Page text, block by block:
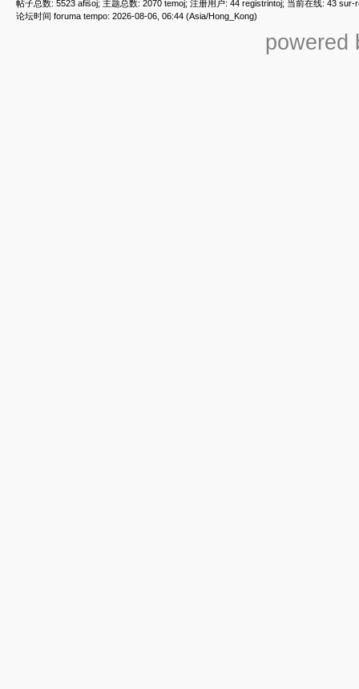
帖子总数: 5523 afiŝoj; 主题总数: 2070 temoj; 注册用户: 44 registrintoj; 当前在线: 43
论坛时间 foruma tempo: 2026-08-06, 06:44 (Asia/Hong_Kong)
powered